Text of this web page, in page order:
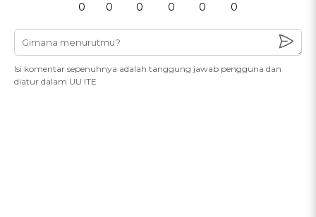
0 0 0 0 0 0
Isi komentar sepenuhnya adalah tanggung jawab pengguna dan
diatur dalam UU ITE